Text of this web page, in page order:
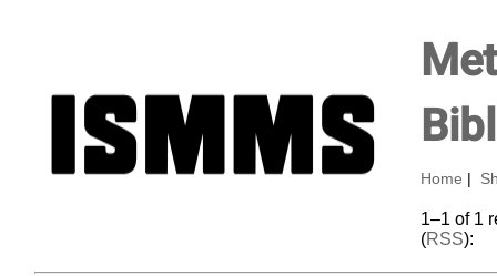
Home
1–1 of 1
(RSS):